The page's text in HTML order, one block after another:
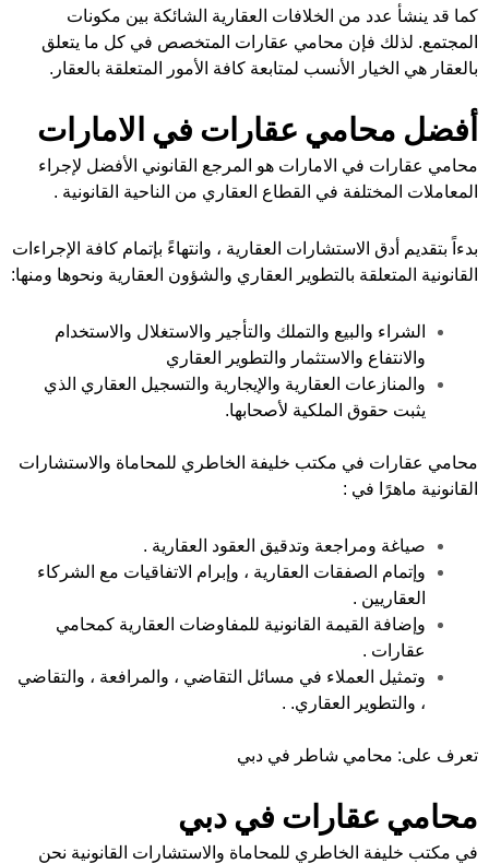
كما قد ينشأ عدد من الخلافات العقارية الشائكة بين مكونات
المجتمع. لذلك فإن محامي عقارات المتخصص في كل ما يتعلق
بالعقار هي الخيار الأنسب لمتابعة كافة الأمور المتعلقة بالعقار.
أفضل محامي عقارات في الامارات
محامي عقارات في الامارات هو المرجع القانوني الأفضل لإجراء
المعاملات المختلفة في القطاع العقاري من الناحية القانونية .
بدءاً بتقديم أدق الاستشارات العقارية ، وانتهاءً بإتمام كافة الإجراءات
القانونية المتعلقة بالتطوير العقاري والشؤون العقارية ونحوها ومنها:
الشراء والبيع والتملك والتأجير والاستغلال والاستخدام
والانتفاع والاستثمار والتطوير العقاري
والمنازعات العقارية والإيجارية والتسجيل العقاري الذي
يثبت حقوق الملكية لأصحابها.
محامي عقارات في مكتب خليفة الخاطري للمحاماة والاستشارات
القانونية ماهرًا في :
صياغة ومراجعة وتدقيق العقود العقارية .
وإتمام الصفقات العقارية ، وإبرام الاتفاقيات مع الشركاء
العقاريين .
وإضافة القيمة القانونية للمفاوضات العقارية كمحامي
عقارات .
وتمثيل العملاء في مسائل التقاضي ، والمرافعة ، والتقاضي
، والتطوير العقاري. .
تعرف على: محامي شاطر في دبي
محامي عقارات في دبي
في مكتب خليفة الخاطري للمحاماة والاستشارات القانونية نحن